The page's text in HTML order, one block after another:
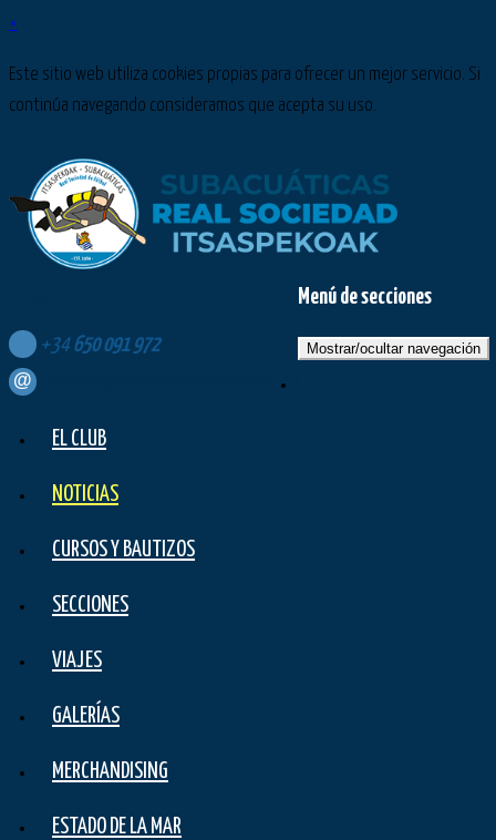
×
Este sitio web utiliza cookies propias para ofrecer un mejor servicio. Si
continúa navegando consideramos que acepta su uso.
+34 650 091 972
contacto@subacuaticasrealsociedad.com
Menú de secciones
Mostrar/ocultar navegación
EL CLUB
NOTICIAS
CURSOS Y BAUTIZOS
SECCIONES
VIAJES
GALERÍAS
MERCHANDISING
ESTADO DE LA MAR